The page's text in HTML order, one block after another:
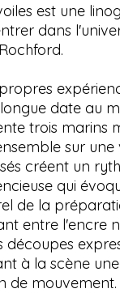
est une
dans
date au
trois marins
sur une
créent un
qui
de la
entre l'encre
découpes
à la scène
de mouvement.